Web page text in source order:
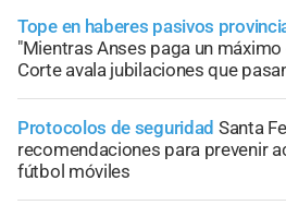
Tope en haberes pasivos
"Mientras Anses paga un
Corte avala jubilaciones que
Protocolos de seguridad Santa
recomendaciones para prevenir
fútbol móviles